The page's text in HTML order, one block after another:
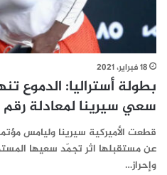
18 فبراير، 2021
بطولة أستراليا: الدموع
سعي سيرينا لمعادلة
قطعت الأميركية سيرينا وليامس
عن مستقبلها اثر تجمّد سعيها
وإحراز…